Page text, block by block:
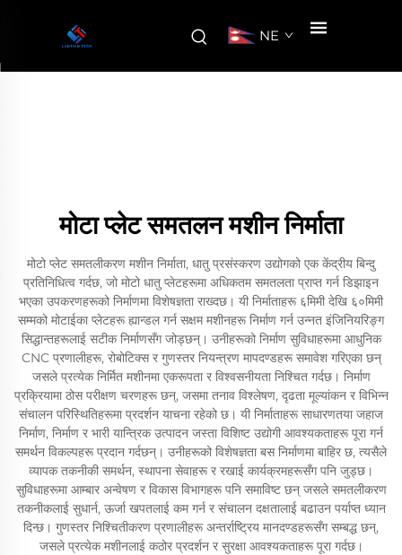
NE
मोटा प्लेट समतलन मशीन निर्माता
मोटो प्लेट समतलीकरण मशीन निर्माता, धातु प्रसंस्करण उद्योगको एक केंद्रीय बिन्दु
प्रतिनिधित्व गर्दछ, जो मोटो धातु प्लेटहरूमा अधिकतम समतलता प्राप्त गर्न डिझाइन
भएका उपकरणहरूको निर्माणमा विशेषज्ञता राख्दछ। यी निर्माताहरू ६मिमी देखि ६०मिमी
सम्मको मोटाईका प्लेटहरू ह्यान्डल गर्न सक्षम मशीनहरू निर्माण गर्न उन्नत इंजिनियरिङ्ग
सिद्धान्तहरूलाई सटीक निर्माणसँग जोड्छन्। उनीहरूको निर्माण सुविधाहरूमा आधुनिक
CNC प्रणालीहरू, रोबोटिक्स र गुणस्तर नियन्त्रण मापदण्डहरू समावेश गरिएका छन्
जसले प्रत्येक निर्मित मशीनमा एकरूपता र विश्वसनीयता निश्चित गर्दछ। निर्माण
प्रक्रियामा ठोस परीक्षण चरणहरू छन्, जसमा तनाव विश्लेषण, दृढता मूल्यांकन र विभिन्न
संचालन परिस्थितिहरूमा प्रदर्शन याचना रहेको छ। यी निर्माताहरू साधारणतया जहाज
निर्माण, निर्माण र भारी यान्त्रिक उत्पादन जस्ता विशिष्ट उद्योगी आवश्यकताहरू पूरा गर्न
समर्थन विकल्पहरू प्रदान गर्दछन्। उनीहरूको विशेषज्ञता बस निर्माणमा बाहिर छ, त्यसैले
व्यापक तकनीकी समर्थन, स्थापना सेवाहरू र रखाई कार्यक्रमहरूसँग पनि जुड्छ।
सुविधाहरूमा आम्बार अन्वेषण र विकास विभागहरू पनि समाविष्ट छन् जसले समतलीकरण
तकनीकलाई सुधार्न, ऊर्जा खपतलाई कम गर्न र संचालन दक्षतालाई बढाउन पर्याप्त ध्यान
दिन्छ। गुणस्तर निश्चितीकरण प्रणालीहरू अन्तर्राष्ट्रिय मानदण्डहरूसँग सम्बद्ध छन्,
जसले प्रत्येक मशीनलाई कठोर प्रदर्शन र सुरक्षा आवश्यकताहरू पूरा गर्दछ।